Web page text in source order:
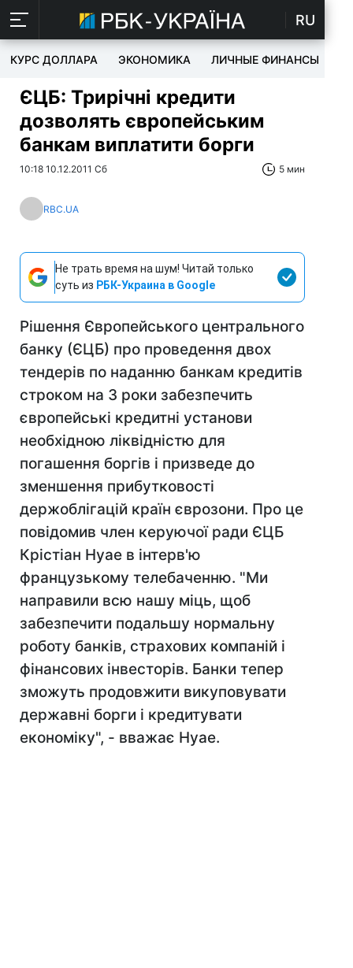
RU
КУРС ДОЛЛАРА ЭКОНОМИКА ЛИЧНЫЕ ФИНАНСЫ
ЄЦБ: Трирічні кредити
дозволять європейським
банкам виплатити борги
10:18 10.12.2011 Сб 5 мин
RBC.UA
Не трать время на шум! Читай только
суть из РБК-Украина в Google
Рішення Європейського центрального
банку (ЄЦБ) про проведення двох
тендерів по наданню банкам кредитів
строком на 3 роки забезпечить
європейські кредитні установи
необхідною ліквідністю для
погашення боргів і призведе до
зменшення прибутковості
держоблігацій країн єврозони. Про це
повідомив член керуючої ради ЄЦБ
Крістіан Нуае в інтерв'ю
французькому телебаченню. "Ми
направили всю нашу міць, щоб
забезпечити подальшу нормальну
роботу банків, страхових компаній і
фінансових інвесторів. Банки тепер
зможуть продовжити викуповувати
державні борги і кредитувати
економіку", - вважає Нуае.